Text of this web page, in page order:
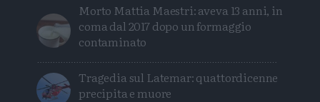
Morto Mattia Maestri: aveva 13 anni, in
coma dal 2017 dopo un formaggio
contaminato
Tragedia sul Latemar: quattordicenne
precipita e muore